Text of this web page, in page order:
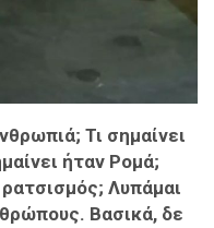
Τι σημαίνει
ήταν Ρομά;
Λυπάμαι
Βασικά, δε